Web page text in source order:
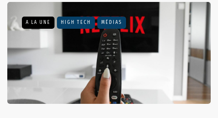
A LA UNE HIGH TECH MÉDIAS